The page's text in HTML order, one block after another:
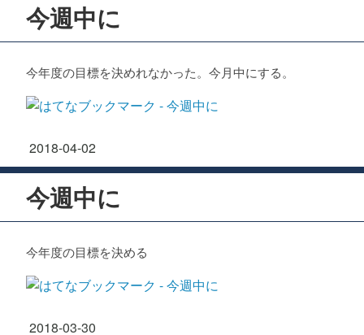
今週中に
今年度の目標を決めれなかった。今月中にする。
2018-04-02
今週中に
今年度の目標を決める
2018-03-30